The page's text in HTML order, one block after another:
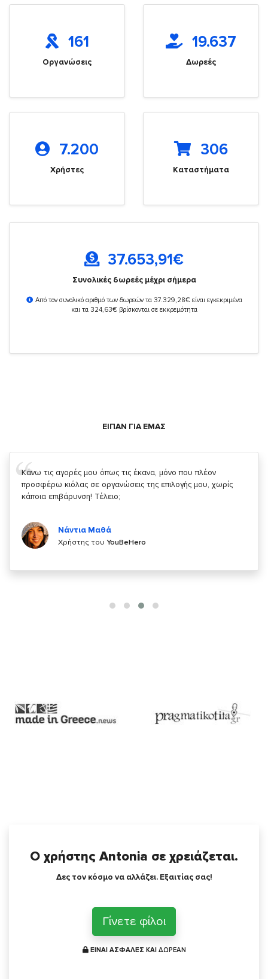
161
Οργανώσεις
19.637
Δωρεές
7.200
Χρήστες
306
Καταστήματα
37.653,91€
Συνολικές δωρεές μέχρι σήμερα
Από τον συνολικό αριθμό των δωρεών τα 37.329,28€ είναι εγκεκριμένα
και τα 324,63€ βρίσκονται σε εκκρεμότητα
ΕΙΠΑΝ ΓΙΑ ΕΜΑΣ
Σας ευχαριστώ που μας δίνετε την δυνατότητα να κάνουμε
κάτι!
Χρήστης τουYouBeHero
Ο χρήστης Antonia σε χρειάζεται.
Δες τον κόσμο να αλλάζει. Εξαιτίας σας!
Γίνετε φίλοι
ΕΙΝΑΙ ΑΣΦΑΛΕΣ ΚΑΙ ΔΩΡΕΑΝ